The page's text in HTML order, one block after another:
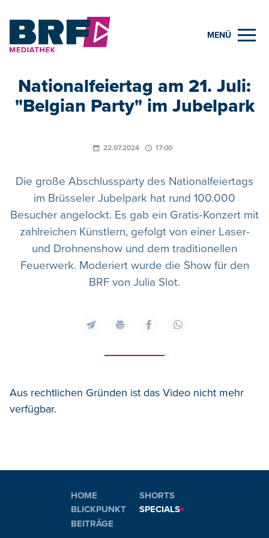
MENÜ
Nationalfeiertag am 21. Juli:
"Belgian Party" im Jubelpark
22.07.2024 17:00
Die große Abschlussparty des Nationalfeiertags
im Brüsseler Jubelpark hat rund 100.000
Besucher angelockt. Es gab ein Gratis-Konzert mit
zahlreichen Künstlern, gefolgt von einer Laser-
und Drohnenshow und dem traditionellen
Feuerwerk. Moderiert wurde die Show für den
BRF von Julia Slot.
Aus rechtlichen Gründen ist das Video nicht mehr
verfügbar.
HOME
BLICKPUNKT
BEITRÄGE
SHORTS
SPECIALS